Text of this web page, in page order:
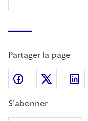
Partager la page
Partager sur
S'abonner